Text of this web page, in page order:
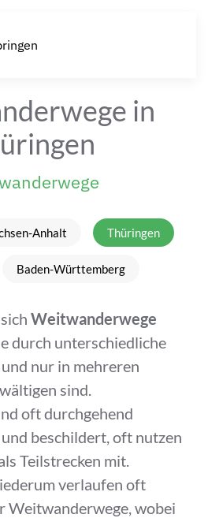
in
Anhalt Thüringen
Baden-Württemberg
Weitwanderwege
durch unterschiedliche
nur in mehreren
sind.
oft durchgehend
beschildert, oft nutzen
Teilstrecken mit.
verlaufen oft
Weitwanderwege, wobei